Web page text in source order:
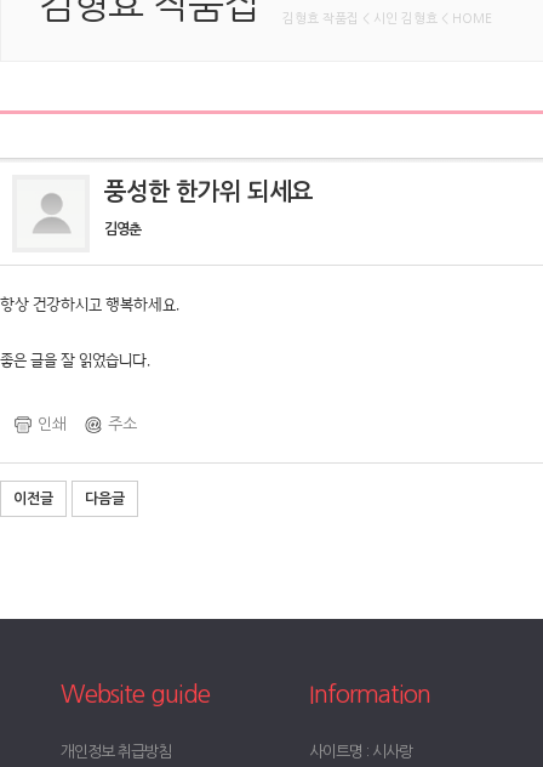
김형효 작품집 < 시인 김형효 < HOME
풍성한 한가위 되세요
김영춘
항상 건강하시고 행복하세요.
좋은 글을 잘 읽었습니다.
인쇄 주소
이전글 다음글
Website guide
개인정보 취급방침
Information
사이트명 : 시사랑